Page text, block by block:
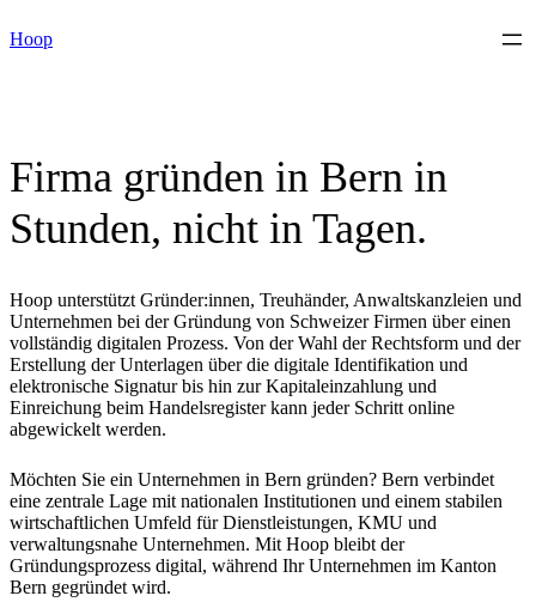
to
Hoop
Firma gründen in Bern in
Stunden, nicht in Tagen.
Hoop unterstützt Gründer:innen, Treuhänder, Anwaltskanzleien und
Unternehmen bei der Gründung von Schweizer Firmen über einen
vollständig digitalen Prozess. Von der Wahl der Rechtsform und der
Erstellung der Unterlagen über die digitale Identifikation und
elektronische Signatur bis hin zur Kapitaleinzahlung und
Einreichung beim Handelsregister kann jeder Schritt online
abgewickelt werden.
Möchten Sie ein Unternehmen in Bern gründen? Bern verbindet
eine zentrale Lage mit nationalen Institutionen und einem stabilen
wirtschaftlichen Umfeld für Dienstleistungen, KMU und
verwaltungsnahe Unternehmen. Mit Hoop bleibt der
Gründungsprozess digital, während Ihr Unternehmen im Kanton
Bern gegründet wird.